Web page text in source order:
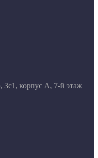
3с1, корпус А, 7-й этаж